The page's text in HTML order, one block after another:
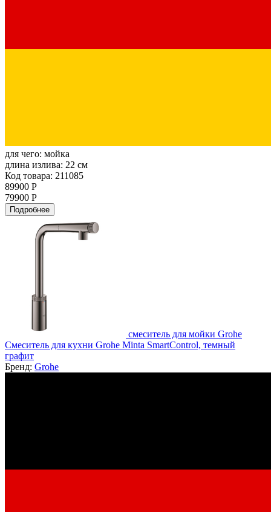
для чего: мойка
длина излива: 22 см
Код товара: 211085
89900 Р
79900 Р
Подробнее
смеситель для мойки Grohe
Смеситель для кухни Grohe Minta SmartControl, темный
графит
Бренд: Grohe